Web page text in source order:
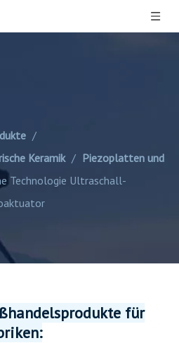
/
Keramik / Piezoplatten und
Technologie Ultraschall-
für